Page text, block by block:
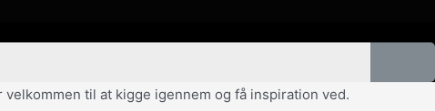
til at kigge igennem og få inspiration ved.